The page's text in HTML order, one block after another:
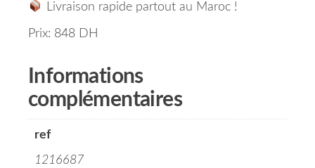
Livraison rapide partout au Maroc !
Prix: 848 DH
Informations
complémentaires
ref
1216687